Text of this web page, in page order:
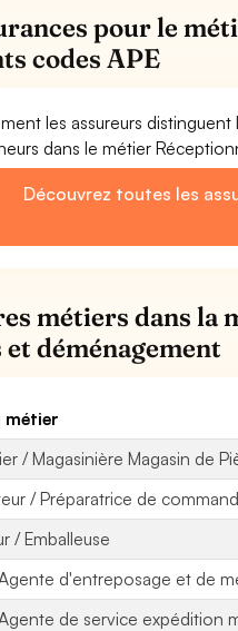
pour le
codes APE
les assureurs
dans le métier
Découvrez toutes les
métiers dans la
et déménagement
métier
/ Magasinière Magasin de
/ Préparatrice de
/ Emballeuse
d'entreposage et de
de service expédition